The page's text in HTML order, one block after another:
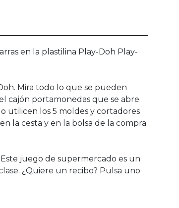
en la plastilina Play-Doh Play-
Mira todo lo que se pueden
cajón portamonedas que se abre
utilicen los 5 moldes y cortadores
la cesta y en la bolsa de la compra
juego de supermercado es un
¿Quiere un recibo? Pulsa uno